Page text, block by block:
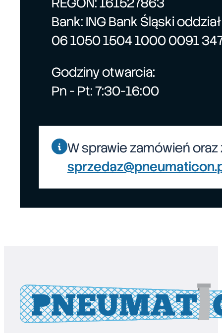
Bank: ING Bank Śląski
06 1050 1504 1000 0091
Godziny otwarcia:
Pn - Pt: 7:30-16:00
W sprawie zamówień